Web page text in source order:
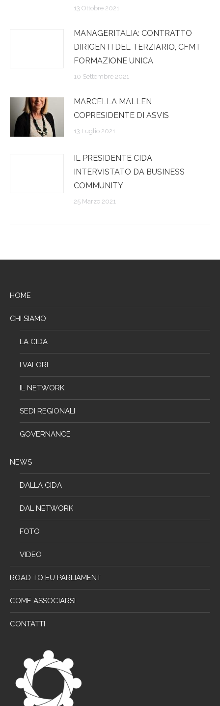
13 Ottobre 2021
MANAGERITALIA: CONTRATTO
DIRIGENTI DEL TERZIARIO, CFMT
FORMAZIONE UNICA
10 Settembre 2021
MARCELLA MALLEN
COPRESIDENTE DI ASVIS
13 Luglio 2021
IL PRESIDENTE CIDA
INTERVISTATO DA BUSINESS
COMMUNITY
25 Marzo 2021
HOME
CHI SIAMO
LA CIDA
I VALORI
IL NETWORK
SEDI REGIONALI
GOVERNANCE
NEWS
DALLA CIDA
DAL NETWORK
FOTO
VIDEO
ROAD TO EU PARLIAMENT
COME ASSOCIARSI
CONTATTI